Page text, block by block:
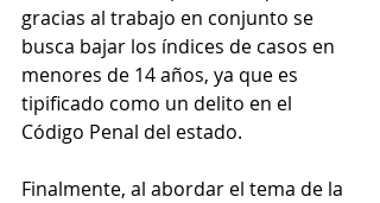
gracias al trabajo en conjunto se
busca bajar los índices de casos en
menores de 14 años, ya que es
tipificado como un delito en el
Código Penal del estado.
Finalmente, al abordar el tema de la